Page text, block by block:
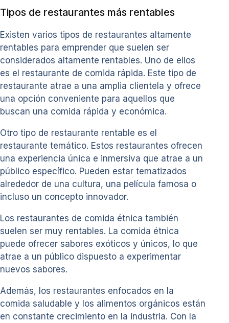
Tipos de restaurantes más rentables
Existen varios tipos de restaurantes altamente
rentables para emprender que suelen ser
considerados altamente rentables. Uno de ellos
es el restaurante de comida rápida. Este tipo de
restaurante atrae a una amplia clientela y ofrece
una opción conveniente para aquellos que
buscan una comida rápida y económica.
Otro tipo de restaurante rentable es el
restaurante temático. Estos restaurantes ofrecen
una experiencia única e inmersiva que atrae a un
público específico. Pueden estar tematizados
alrededor de una cultura, una película famosa o
incluso un concepto innovador.
Los restaurantes de comida étnica también
suelen ser muy rentables. La comida étnica
puede ofrecer sabores exóticos y únicos, lo que
atrae a un público dispuesto a experimentar
nuevos sabores.
Además, los restaurantes enfocados en la
comida saludable y los alimentos orgánicos están
en constante crecimiento en la industria. Con la